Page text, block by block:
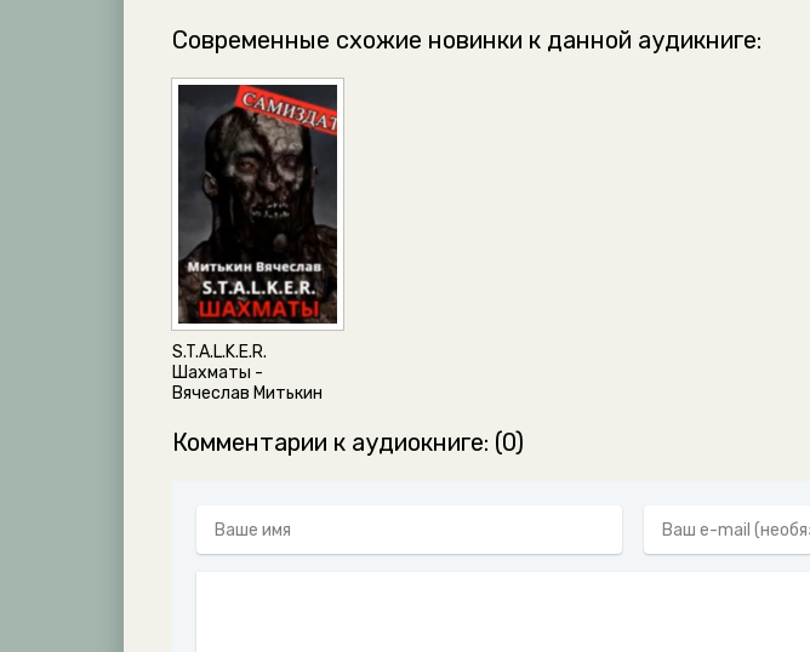
24_Oni_igrali_v_shahmaty
25_Oni_igrali_v_shahmaty
26_Oni_igrali_v_shahmaty
27_Oni_igrali_v_shahmaty
28_Oni_igrali_v_shahmaty
29_Oni_igrali_v_shahmaty
30_Oni_igrali_v_shahmaty
Современные схожие новинки к данной аудикниге:
S.T.A.L.K.E.R.
Шахматы -
Вячеслав Митькин
Комментарии к аудиокниге: (0)